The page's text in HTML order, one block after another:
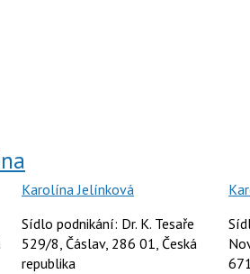
Karolína Jelínková
Sídlo podnikání: Dr. K. Tesaře
529/8, Čáslav, 286 01, Česká
republika